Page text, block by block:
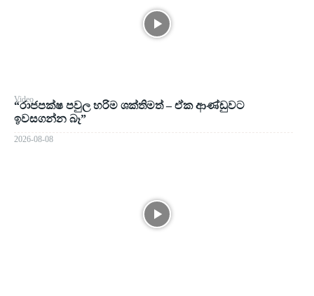
Video
“රාජපක්ෂ පවුල හරිම ශක්තිමත් – ඒක ආණ්ඩුවට
ඉවසගන්න බෑ”
2026-08-08